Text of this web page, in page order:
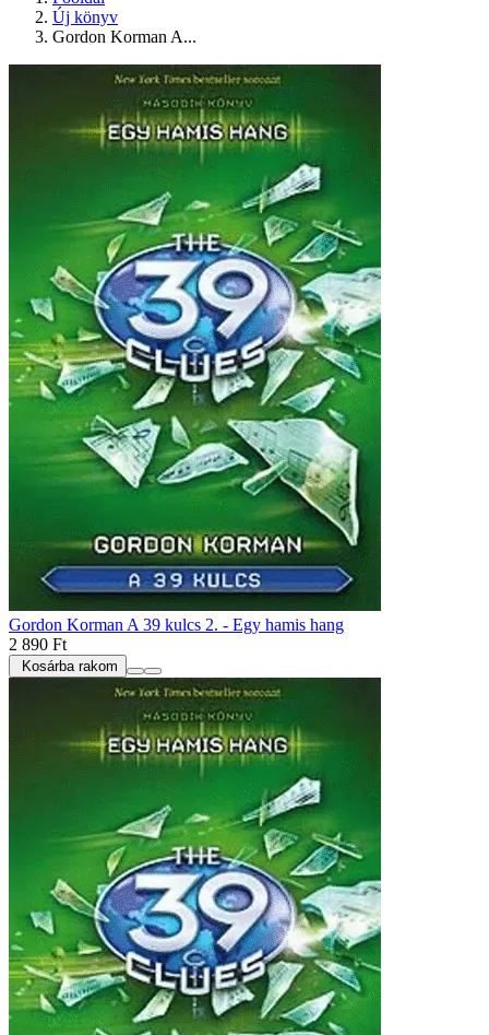
Új könyv
Gordon Korman A...
Gordon Korman A 39 kulcs 2. - Egy hamis hang
2 890 Ft
Kosárba rakom